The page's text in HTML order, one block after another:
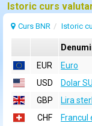
Istoric curs
Curs BNR Istoric
EUR
Euro
USD
Dolar
GBP
Lira
CHF
Francul